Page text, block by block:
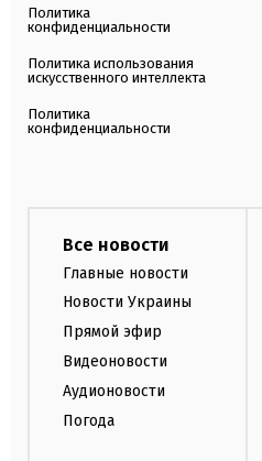
Политика
конфиденциальности
Политика использования
искусственного интеллекта
Политика
конфиденциальности
Все новости
Главные новости
Новости Украины
Прямой эфир
Видеоновости
Аудионовости
Погода